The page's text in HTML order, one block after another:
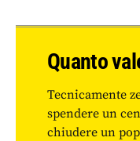
Quanto
Tecnicamente
spendere un
chiudere un